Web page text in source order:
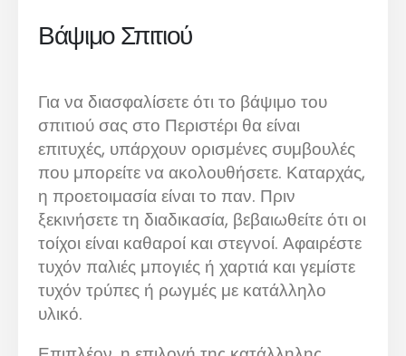
Βάψιμο Σπιτιού
Για να διασφαλίσετε ότι το βάψιμο του
σπιτιού σας στο Περιστέρι θα είναι
επιτυχές, υπάρχουν ορισμένες συμβουλές
που μπορείτε να ακολουθήσετε. Καταρχάς,
η προετοιμασία είναι το παν. Πριν
ξεκινήσετε τη διαδικασία, βεβαιωθείτε ότι οι
τοίχοι είναι καθαροί και στεγνοί. Αφαιρέστε
τυχόν παλιές μπογιές ή χαρτιά και γεμίστε
τυχόν τρύπες ή ρωγμές με κατάλληλο
υλικό.